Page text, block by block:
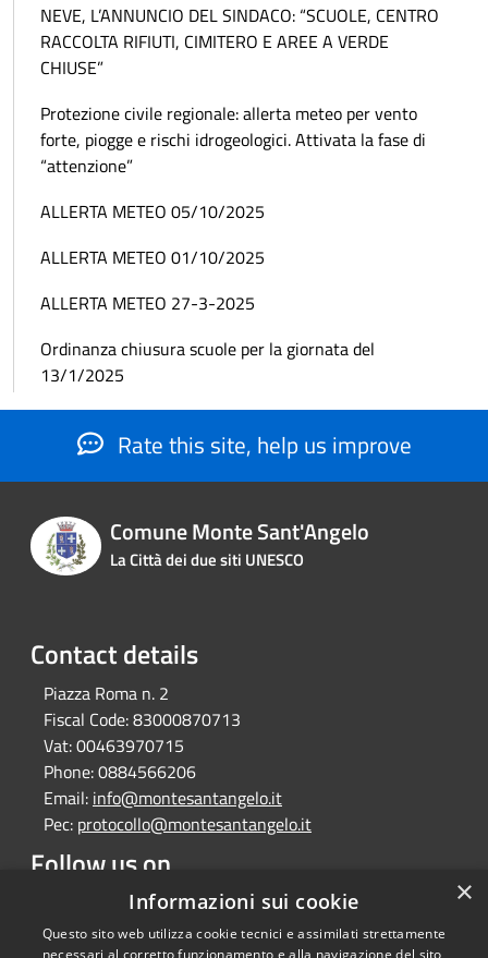
NEVE, L’ANNUNCIO DEL SINDACO: “SCUOLE, CENTRO
RACCOLTA RIFIUTI, CIMITERO E AREE A VERDE
CHIUSE”
Protezione civile regionale: allerta meteo per vento
forte, piogge e rischi idrogeologici. Attivata la fase di
“attenzione”
ALLERTA METEO 05/10/2025
ALLERTA METEO 01/10/2025
ALLERTA METEO 27-3-2025
Ordinanza chiusura scuole per la giornata del
13/1/2025
Rate this site, help us improve
Comune Monte Sant'Angelo
La Città dei due siti UNESCO
Contact details
Piazza Roma n. 2
Fiscal Code:83000870713
Vat:00463970715
Phone:0884566206
Email: info@montesantangelo.it
Pec: protocollo@montesantangelo.it
Follow us on
FacebookYoutubeInstagramTelegramWhatsapp ×
Informazioni sui cookie
Questo sito web utilizza cookie tecnici e assimilati strettamente
necessari al corretto funzionamento e alla navigazione del sito,